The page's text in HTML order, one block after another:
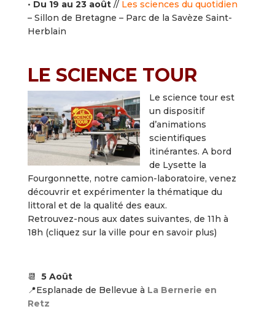
• Du 19 au 23 août// Les sciences du quotidien
– Sillon de Bretagne – Parc de la Savèze Saint-
Herblain
LE SCIENCE TOUR
Le science tour est
un dispositif
d’animations
scientifiques
itinérantes. A bord
de Lysette la
Fourgonnette, notre camion-laboratoire, venez
découvrir et expérimenter la thématique du
littoral et de la qualité des eaux.
Retrouvez-nous aux dates suivantes, de 11h à
18h (cliquez sur la ville pour en savoir plus)
📆 5 Août
📍Esplanade de Bellevue à La Bernerie en
Retz